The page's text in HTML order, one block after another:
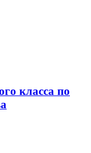
класса по